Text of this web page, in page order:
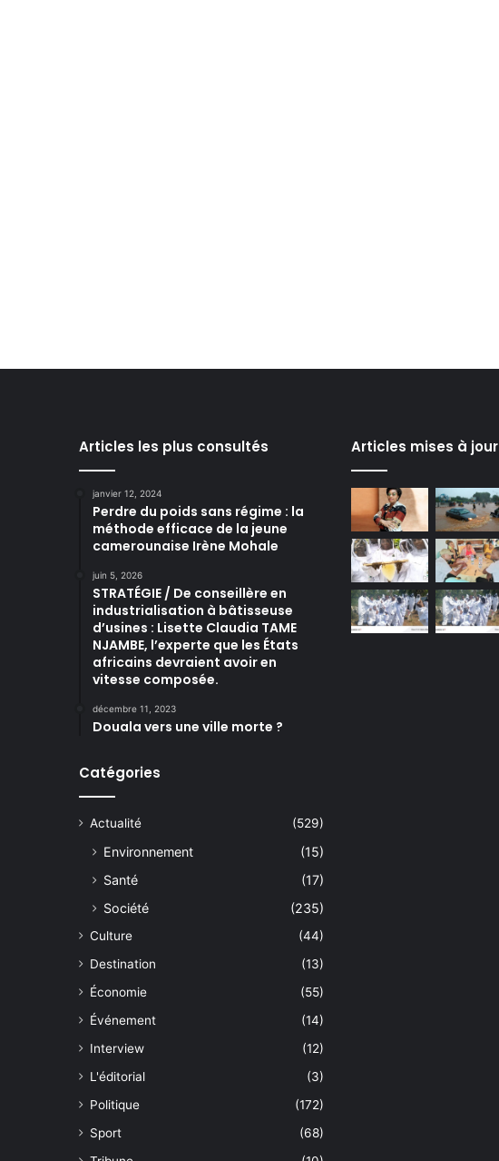
Articles les plus consultés
janvier 12, 2024
Perdre du poids sans régime : la
méthode efficace de la jeune
camerounaise Irène Mohale
juin 5, 2026
STRATÉGIE / De conseillère en
industrialisation à bâtisseuse
d’usines : Lisette Claudia TAME
NJAMBE, l’experte que les États
africains devraient avoir en
vitesse composée.
décembre 11, 2023
Douala vers une ville morte ?
Catégories
Actualité (529)
Environnement
(15)
Santé
(17)
Société
(235)
Culture
(44)
Destination
(13)
Économie
(55)
Événement
(14)
Interview
(12)
L'éditorial
(3)
Politique
(172)
Sport
(68)
Articles mises à jour